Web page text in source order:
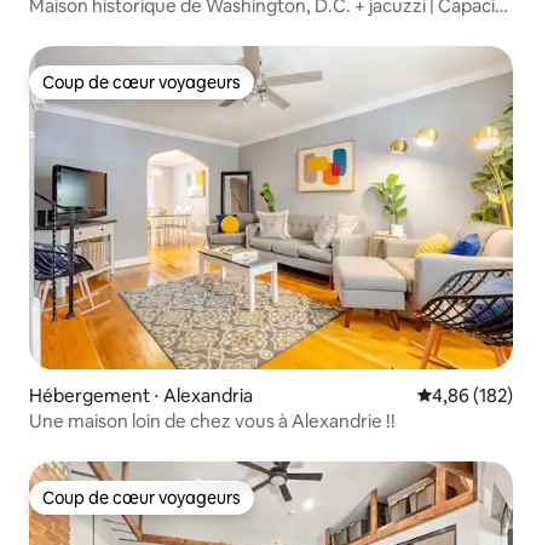
Maison historique de Washington, D.C. + jacuzzi | Capacité
Coup de cœur voyageurs
Coup de cœur voyageurs
Hébergement ⋅ Alexandria Évaluation
4,86 (182)
Une maison loin de chez vous à Alexandrie !!
Coup de cœur voyageurs
Coup de cœur voyageurs